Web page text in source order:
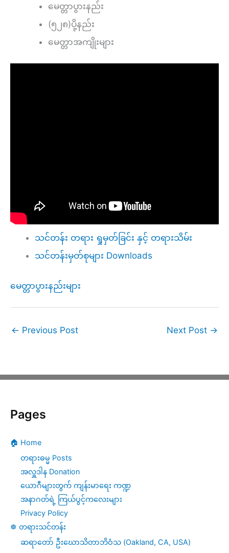
မေတ္တာပွားနည်း
(၅၂၈)ပို့နည်း
မေတ္တာအကျိုးများ
သင်တန်း တရား ရှုမှတ်ခြင်း နှင့် တရားသိမ်း
သင်တန်းမှတ်စုများ Downloads
မေတ္တာပွားနည်းများ
← Previous Post Next Post →
Pages
🏠 Home
တရားဓမ္မ Posts
အလှူဒါန Donation
ယောဂီများတွက် ကျန်းမာရေး ကဏ္ဍ
အနာဂတ်ရဲ့ ကြယ်ပွင့်ကလေးများ
Privacy Policy
☸️ တရားသင်တန်း
ဆရာတော် ဦးဃောသိတာဘိဝံသ (Oakland, CA, USA)